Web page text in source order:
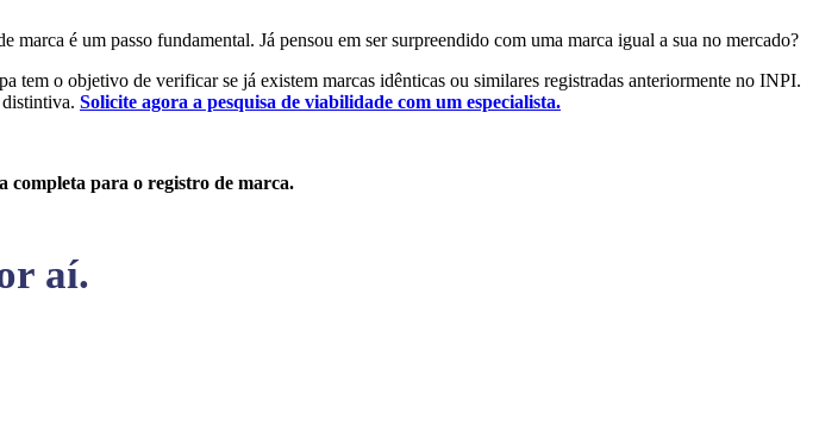
marca é um passo fundamental. Já pensou em ser surpreendido com uma marca igual a sua no mercado?
tem o objetivo de verificar se já existem marcas idênticas ou similares registradas anteriormente no INPI.
distintiva. Solicite agora a pesquisa de viabilidade com um especialista.
completa para o registro de marca.
aí.